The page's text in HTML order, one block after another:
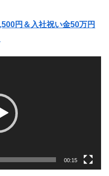
円＆入社祝い金50万円
00:15